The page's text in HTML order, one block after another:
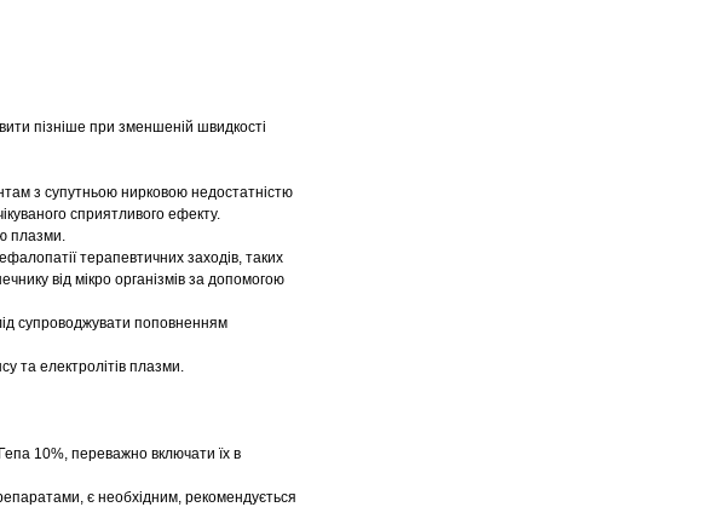
пізніше при зменшеній швидкості
з супутньою нирковою недостатністю
сприятливого ефекту.
плазми.
терапевтичних заходів, таких
від мікро організмів за допомогою
супроводжувати поповненням
та електролітів плазми.
10%, переважно включати їх в
є необхідним, рекомендується